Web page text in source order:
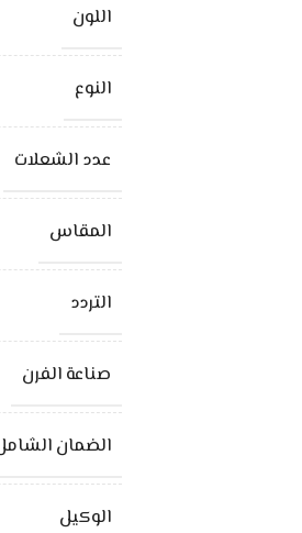
اللون
النوع
عدد الشعلات
المقاس
التردد
صناعة الفرن
الضمان
الوكيل